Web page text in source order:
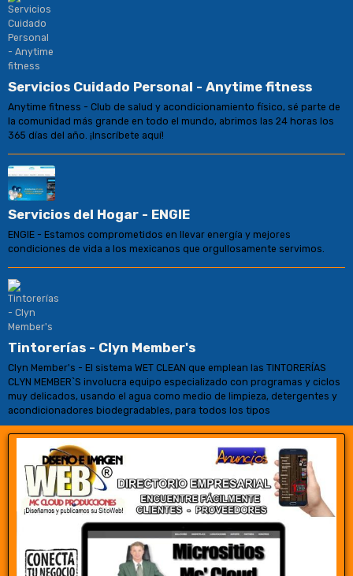
Servicios Cuidado Personal - Anytime fitness
Anytime fitness - Club de salud y acondicionamiento físico, sé parte de
la comunidad más grande en todo el mundo, abrimos las 24 horas los
365 días del año. ¡Inscríbete aquí!
Servicios del Hogar - ENGIE
ENGIE - Estamos comprometidos en llevar energía y mejores
condiciones de vida a los mexicanos que orgullosamente servimos.
Tintorerías - Clyn Member's
Clyn Member's - El sistema WET CLEAN que emplean las TINTORERÍAS
CLYN MEMBER`S involucra equipo especializado con programas y ciclos
muy delicados, usando el agua como medio de limpieza, detergentes y
acondicionadores biodegradables, para todos los tipos